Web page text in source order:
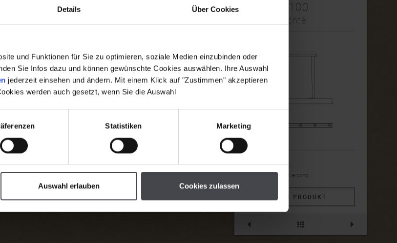
Details Über Cookies
und Funktionen für Sie zu optimieren, soziale Medien einzubinden oder
Sie Infos dazu und können gewünschte Cookies auswählen. Ihre Auswahl
jederzeit einsehen und ändern. Mit einem Klick auf "Zustimmen" akzeptieren
werden auch gesetzt, wenn Sie die Auswahl
Statistiken Marketing
Auswahl erlauben Cookies zulassen
Vivio L1100
Pendelleuchte
1.880,20€
inkl. MwSt, exkl. Versand
ZUM PRODUKT